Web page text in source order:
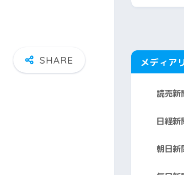
メディア
読売新
日経新
朝日新